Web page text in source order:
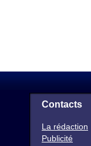
Contacts
La rédaction
Publicité